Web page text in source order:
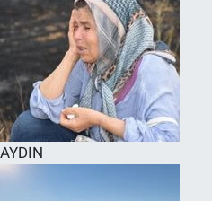
AYDIN